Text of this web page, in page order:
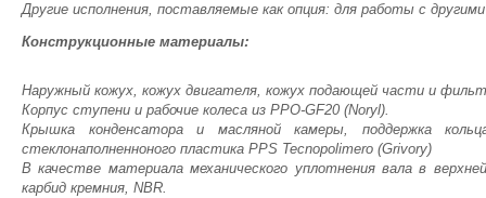
Другие исполнения, поставляемые как опция: для работы с
Конструкционные материалы:
Наружный кожух, кожух двигателя, кожух подающей части и
Корпус ступени и рабочие колеса из PPO-GF20 (Noryl).
Крышка конденсатора и масляной камеры, поддержка
стеклонаполненноного пластика PPS Tecnopolimero (Grivory)
В качестве материала механического уплотнения вала в
карбид кремния, NBR.